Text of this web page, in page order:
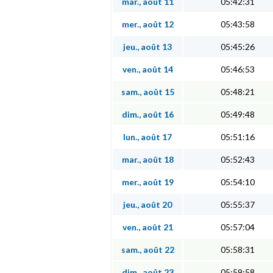
mer., août 12 05:43:58
jeu., août 13 05:45:26
ven., août 14 05:46:53
sam., août 15 05:48:21
dim., août 16 05:49:48
lun., août 17 05:51:16
mar., août 18 05:52:43
mer., août 19 05:54:10
jeu., août 20 05:55:37
ven., août 21 05:57:04
sam., août 22 05:58:31